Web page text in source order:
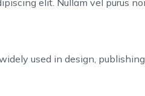
elit. Nullam vel purus
used in design,